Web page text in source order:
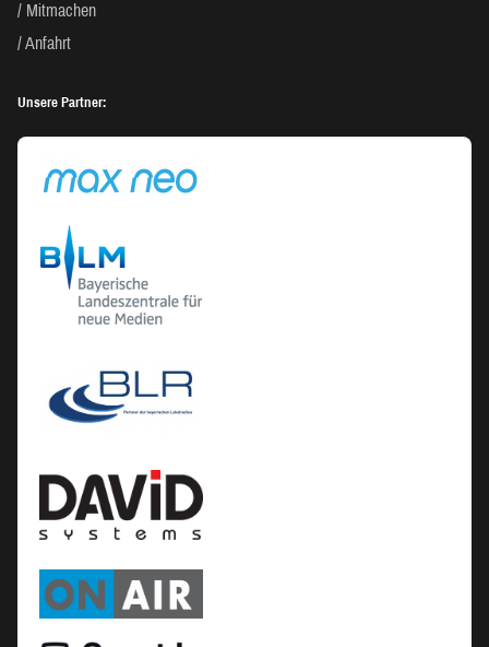
Mitmachen
Anfahrt
Unsere Partner: